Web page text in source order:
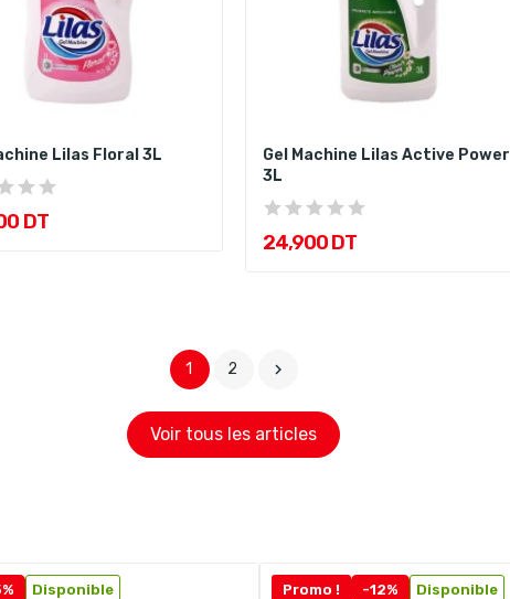
Lilas Floral 3L
DT
Gel Machine Lilas Active Power
3L
24,900 DT
1 2 
Voir tous les articles
Disponible Promo ! -12% Disponible